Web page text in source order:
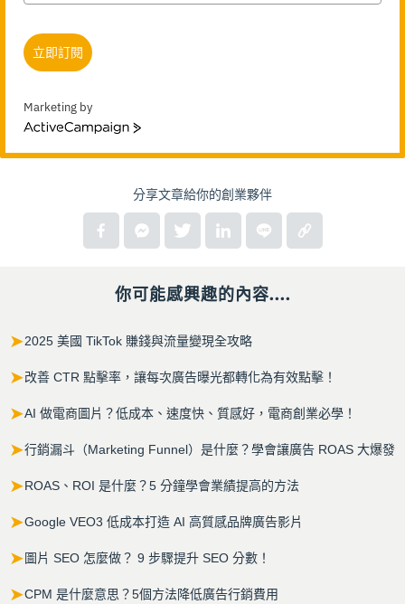
立即訂閱
Marketing by
ActiveCampaign
分享文章給你的創業夥伴
你可能感興趣的內容....
➤2025 美國 TikTok 賺錢與流量變現全攻略
➤改善 CTR 點擊率，讓每次廣告曝光都轉化為有效點擊！
➤AI 做電商圖片？低成本、速度快、質感好，電商創業必學！
➤行銷漏斗（Marketing Funnel）是什麼？學會讓廣告 ROAS 大爆發
➤ROAS、ROI 是什麼？5 分鐘學會業績提高的方法
➤Google VEO3 低成本打造 AI 高質感品牌廣告影片
➤圖片 SEO 怎麼做？ 9 步驟提升 SEO 分數！
➤CPM 是什麼意思？5個方法降低廣告行銷費用